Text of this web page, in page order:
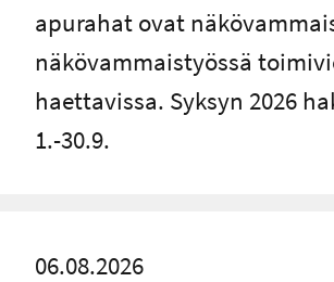
apurahat ovat
näkövammaistyössä
haettavissa. Syksyn 2026
1.-30.9.
06.08.2026